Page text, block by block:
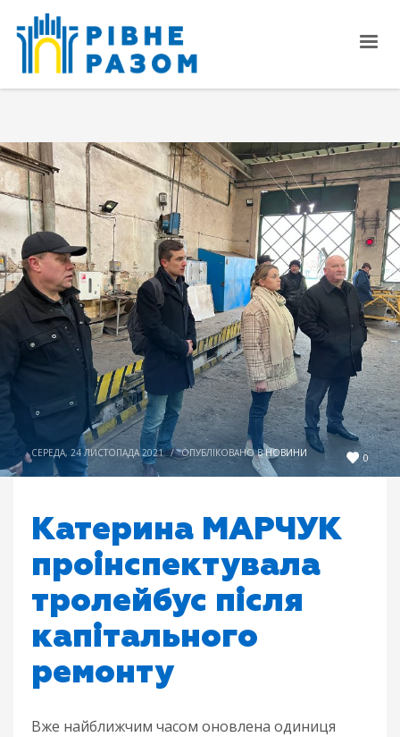
0
СЕРЕДА, 24 ЛИСТОПАДА 2021 / ОПУБЛІКОВАНО ВНОВИНИ
Катерина МАРЧУК
проінспектувала
тролейбус після
капітального
ремонту
Вже найближчим часом оновлена одиниця